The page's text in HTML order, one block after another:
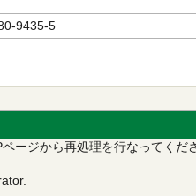
9435-5
ージから再処理を行なってくだ